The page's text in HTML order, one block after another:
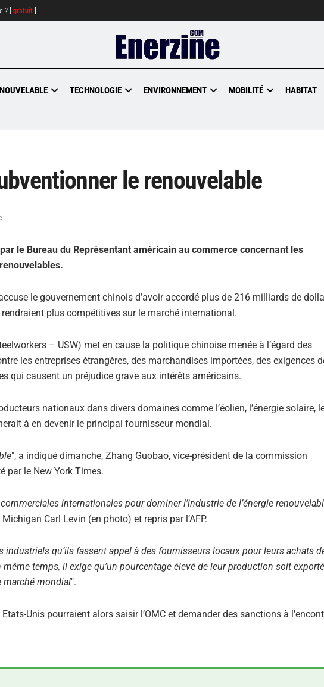
[ gratuit
TECHNOLOGIE ENVIRONNEMENT MOBILITÉ HABITAT
le renouvelable
le Bureau du Représentant américain au commerce concernant les
le gouvernement chinois d’avoir accordé plus de 216 milliards de
plus compétitives sur le marché international.
– USW) met en cause la politique chinoise menée à l’égard des
les entreprises étrangères, des marchandises importées, des exigences
qui causent un préjudice grave aux intérêts américains.
nationaux dans divers domaines comme l’éolien, l’énergie solaire,
à en devenir le principal fournisseur mondial.
", a indiqué dimanche, Zhang Guobao, vice-président de la commission
par le New York Times.
internationales pour dominer l’industrie de l’énergie
Carl Levin (en photo) et repris par l’AFP.
qu’ils fassent appel à des fournisseurs locaux pour leurs achats
temps, il exige qu’un pourcentage élevé de leur production soit exporté
marché mondial".
Unis pourraient alors saisir l’OMC et demander des sanctions à